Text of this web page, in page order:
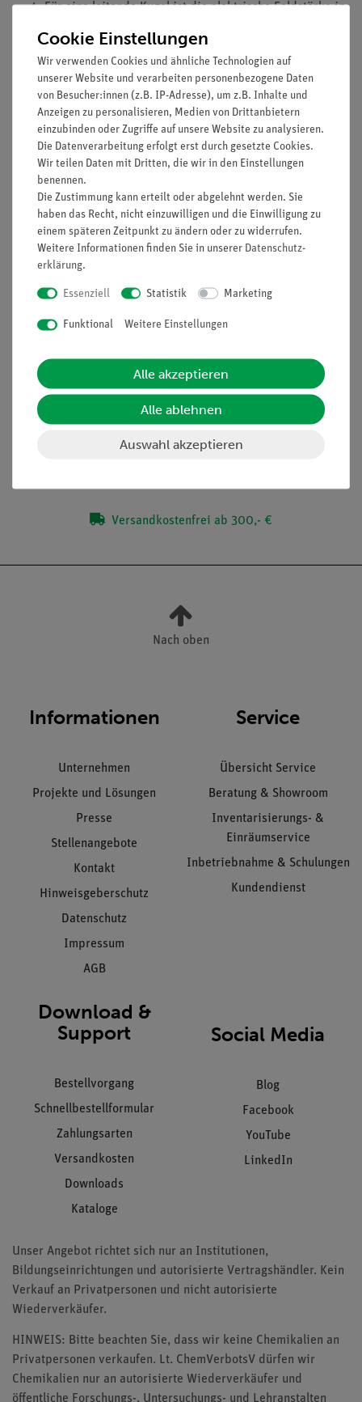
Für eine leitende Kugel ist die elektrische Feldstärke in
Kugel bei konstanter Ladespannung zu bestimmen.
Lernziele
Elektrisches Feld
Feldstärke
Elektrischer Fluss
Elektrische Ladung
Gauß-Regel
Oberflächenladungsdichte
Induktion
magnetische Feldkonstante
Kapazität
Bildladung
Elektrostatisches Potential
Lieferumfang
Media / Downloads
Versandkostenfrei ab 300,- €
Nach oben
Informationen
Unternehmen
Projekte und Lösungen
Presse
Stellenangebote
Kontakt
Hinweisgeberschutz
Datenschutz
Impressum
AGB
Service
Übersicht Service
Beratung & Showroom
Inventarisierungs- &
Einräumservice
Inbetriebnahme & Schulungen
Kundendienst
Download &
Support
Bestellvorgang
Schnellbestellformular
Zahlungsarten
Versandkosten
Downloads
Kataloge
Social Media
Blog
Facebook
YouTube
LinkedIn
Unser Angebot richtet sich nur an Institutionen,
Bildungseinrichtungen und autorisierte Vertragshändler. Kein
Verkauf an Privatpersonen und nicht autorisierte
Wiederverkäufer.
HINWEIS: Bitte beachten Sie, dass wir keine Chemikalien an
Privatpersonen verkaufen. Lt. ChemVerbotsV dürfen wir
Chemikalien nur an autorisierte Wiederverkäufer und
öffentliche Forschungs-, Untersuchungs- und Lehranstalten
Cookie Einstellungen
Wir verwenden Cookies und ähnliche Technologien auf
unserer Website und verarbeiten personenbezogene Daten
von Besucher:innen (z.B. IP-Adresse), um z.B. Inhalte und
Anzeigen zu personalisieren, Medien von Drittanbietern
einzubinden oder Zugriffe auf unsere Website zu analysieren.
Die Datenverarbeitung erfolgt erst durch gesetzte Cookies.
Wir teilen Daten mit Dritten, die wir in den Einstellungen
benennen.
Die Zustimmung kann erteilt oder abgelehnt werden. Sie
haben das Recht, nicht einzuwilligen und die Einwilligung zu
einem späteren Zeitpunkt zu ändern oder zu widerrufen.
Weitere Informationen finden Sie in unserer Daten­schutz­
erklärung.
Essenziell Statistik Marketing
Funktional Weitere Einstellungen
Alle akzeptieren
Alle ablehnen
Auswahl akzeptieren